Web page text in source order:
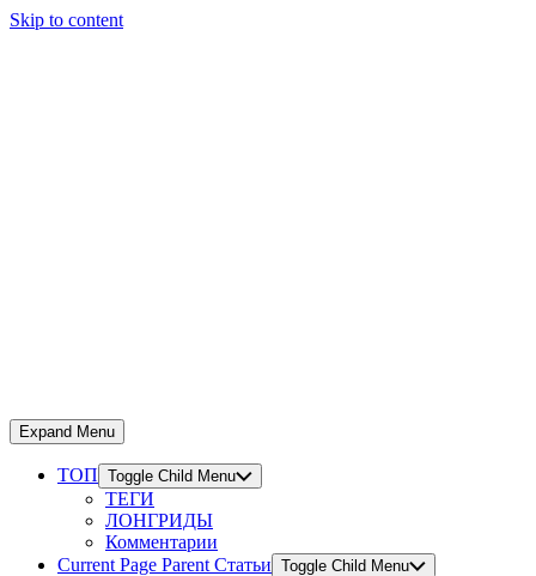
Skip to content
Expand Menu
ТОП Toggle Child Menu
ТЕГИ
ЛОНГРИДЫ
Комментарии
Current Page Parent Статьи Toggle Child Menu